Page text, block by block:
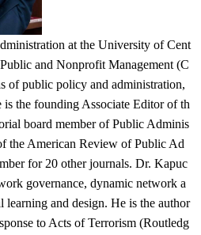
at the University of Cent
and Nonprofit Management (C
of public policy and administration,
is the founding Associate Editor of th
board member of Public Adminis
the American Review of Public Ad
for 20 other journals. Dr. Kapuc
governance, dynamic network a
and design. He is the author
to Acts of Terrorism (Routledg